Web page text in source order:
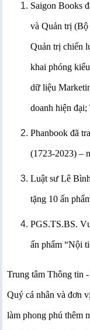
Saigon Books
và Quản trị
Quản trị chiến
khai phóng
dữ liệu
doanh hiện
Phanbook đã
(1723-2023) –
Luật sư Lê
tặng 10 ấn
PGS.TS.BS.
ấn phẩm “Nội
Trung tâm Thông tin
Quý cá nhân và đơn
làm phong phú thêm